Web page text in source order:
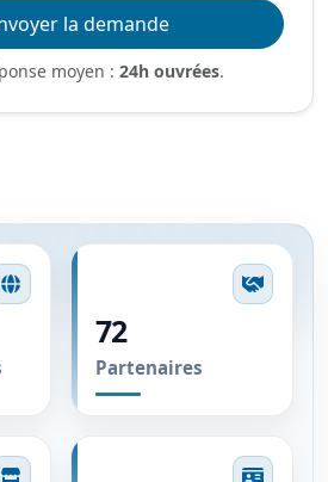
la demande
moyen : 24h ouvrées.
72
Partenaires